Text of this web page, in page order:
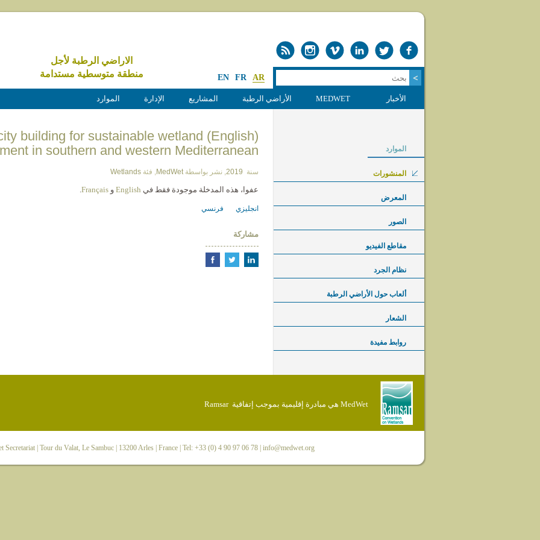
الاراضي الرطبة لأجل
منطقة متوسطية مستدامة
EN FR AR
الأخبار MEDWET الأراضي الرطبة المشاريع الإدارة الموارد
building for sustainable wetland
in southern and western Mediterranean
سنة 2019
, نشر بواسطة MedWet
, فئة Wetlands
عفوا، هذه المدخلة موجودة فقط في English و Français
.
انجليزي فرنسي
مشاركة
الموارد
المنشورات
المعرض
الصور
مقاطع الفيديو
نظام الجرد
ألعاب حول الأراضي الرطبة
الشعار
روابط مفيدة
MedWet هي مبادرة إقليمية بموجب إتفاقية Ramsar
Secretariat| Tour du Valat, Le Sambuc | 13200 Arles | France | Tel: +33 (0) 4 90 97 06 78 | info@medwet.org